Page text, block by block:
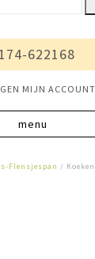
622168
MIJN ACCOUNT
Flensjespan /